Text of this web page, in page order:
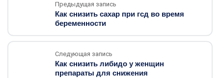
Предыдущая запись
Как снизить сахар при гсд во время
беременности
Следующая запись
Как снизить либидо у женщин
препараты для снижения